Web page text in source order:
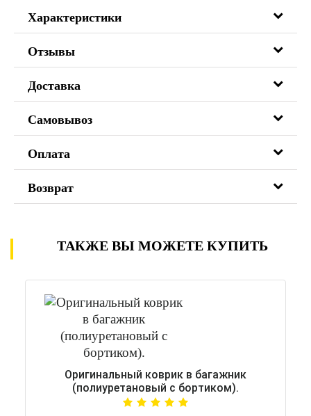
Характеристики
Отзывы
Доставка
Самовывоз
Оплата
Возврат
ТАКЖЕ ВЫ МОЖЕТЕ КУПИТЬ
Оригинальный коврик в багажник
(полиуретановый с бортиком).